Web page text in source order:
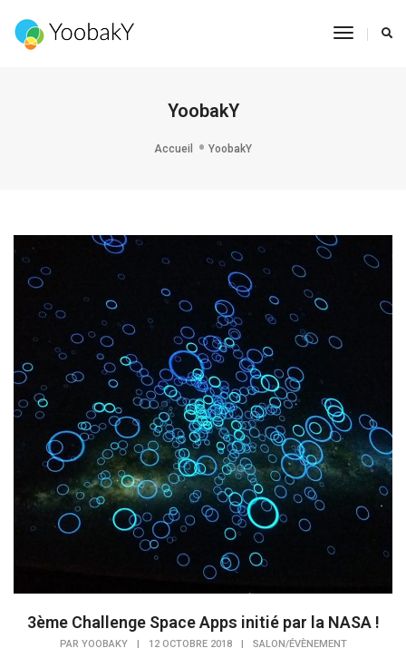
Toggle
YoobakY
Accueil YoobakY
3ème Challenge Space Apps initié par la NASA !
PAR YOOBAKY | 12 OCTOBRE 2018 | SALON/ÉVÈNEMENT